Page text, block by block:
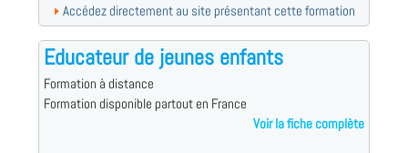
Accédez directement au site présentant cette formation
Educateur de jeunes enfants
Formation à distance
Formation disponible partout en France
Voir la fiche complète